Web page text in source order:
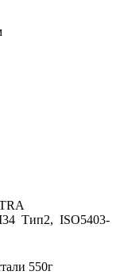
Тип2, ISO5403-
550г